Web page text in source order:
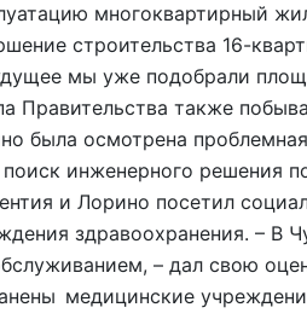
многоквартирный
строительства 16-
мы уже подобрали
Правительства также
была осмотрена
инженерного решения
и Лорино посетил
здравоохранения. – В
– дал свою
медицинские